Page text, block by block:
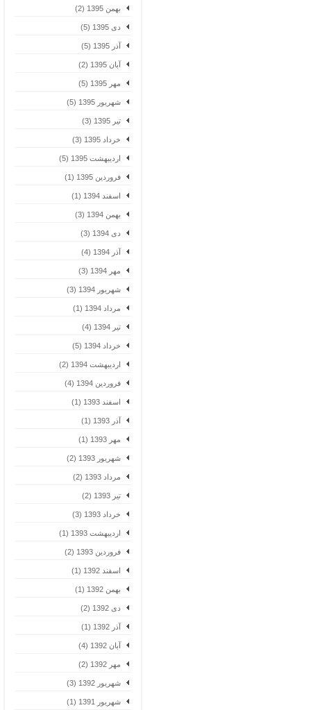
بهمن 1395 (2)
دی 1395 (5)
آذر 1395 (5)
آبان 1395 (2)
مهر 1395 (5)
شهریور 1395 (5)
تیر 1395 (3)
خرداد 1395 (3)
اردیبهشت 1395 (5)
فروردین 1395 (1)
اسفند 1394 (1)
بهمن 1394 (3)
دی 1394 (3)
آذر 1394 (4)
مهر 1394 (3)
شهریور 1394 (3)
مرداد 1394 (1)
تیر 1394 (4)
خرداد 1394 (5)
اردیبهشت 1394 (2)
فروردین 1394 (4)
اسفند 1393 (1)
آذر 1393 (1)
مهر 1393 (1)
شهریور 1393 (2)
مرداد 1393 (2)
تیر 1393 (2)
خرداد 1393 (3)
اردیبهشت 1393 (1)
فروردین 1393 (2)
اسفند 1392 (1)
بهمن 1392 (1)
دی 1392 (2)
آذر 1392 (1)
آبان 1392 (4)
مهر 1392 (2)
شهریور 1392 (3)
شهریور 1391 (1)